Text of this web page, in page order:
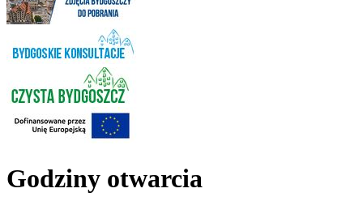
Godziny otwarcia